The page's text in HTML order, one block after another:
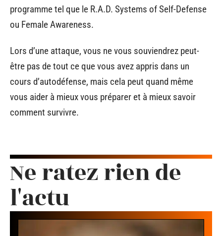
programme tel que le R.A.D. Systems of Self-Defense
ou Female Awareness.
Lors d’une attaque, vous ne vous souviendrez peut-
être pas de tout ce que vous avez appris dans un
cours d’autodéfense, mais cela peut quand même
vous aider à mieux vous préparer et à mieux savoir
comment survivre.
Ne ratez rien de
l'actu